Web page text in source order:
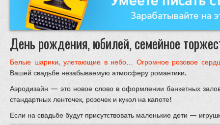
День рождения, юбилей, семейное
Белые шарики, улетающие в небо
Огромное розовое
Вашей свадьбе незабываемую атмосферу романтики.
Аэродизайн — это новое слово в оформлении банкетных
стандартных ленточек, розочек и кукол на капоте!
Если на свадьбе будут присутствовать маленькие дети —